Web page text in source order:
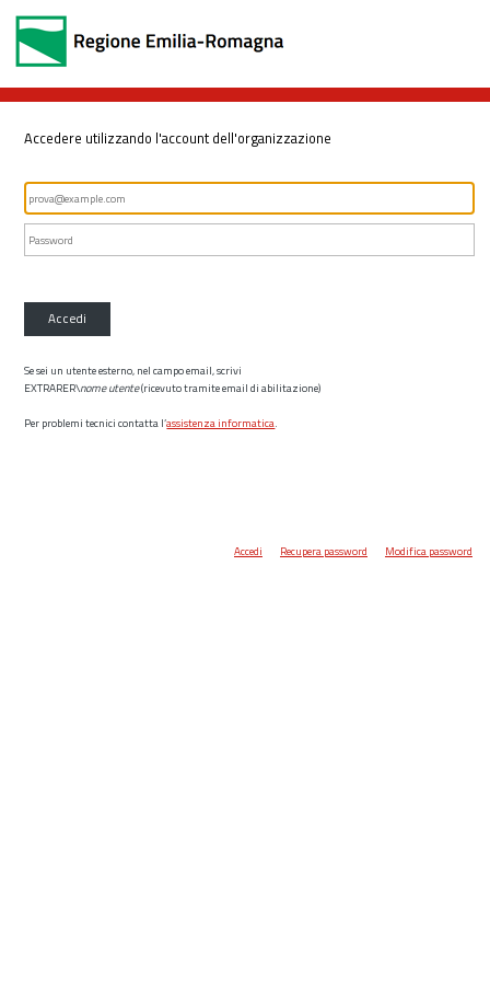
Accedere utilizzando l'account dell'organizzazione
Accedi
Se sei un utente esterno, nel campo email, scrivi
EXTRARER\nome utente(ricevuto tramite email di abilitazione)
Per problemi tecnici contatta l’assistenza informatica.
Accedi Recupera password Modifica password